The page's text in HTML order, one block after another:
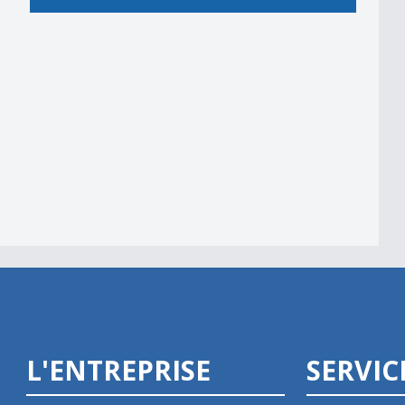
L'ENTREPRISE